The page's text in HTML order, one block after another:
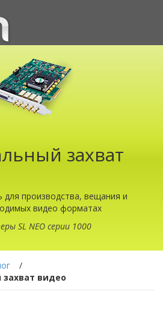
захват
для производства, вещания и
видео форматах
SL NEO серии 1000
/
видео